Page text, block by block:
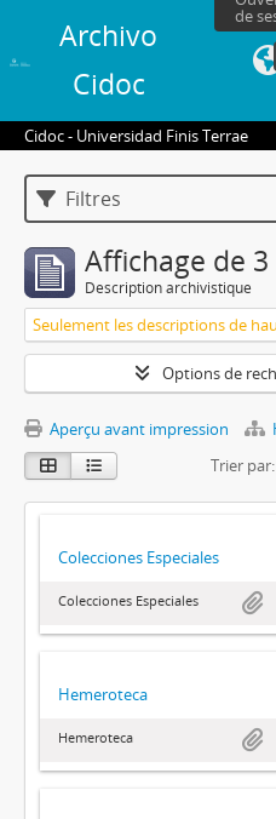
Archivo
Cidoc
de
Cidoc - Universidad Finis Terrae
Filtres
Affichage de
Description archivistique
Options de
Aperçu avant impression
Trier par:
Colecciones Especiales
Colecciones Especiales
Hemeroteca
Hemeroteca